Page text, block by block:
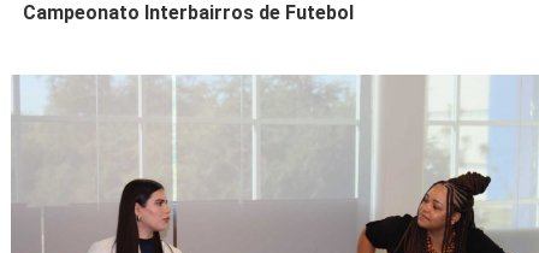
Campeonato Interbairros de Futebol